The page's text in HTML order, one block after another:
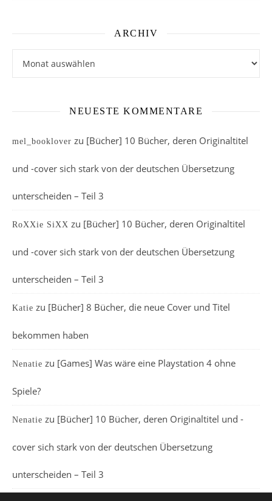
ARCHIV
NEUESTE KOMMENTARE
mel_booklover zu [Bücher] 10 Bücher, deren Originaltitel
und -cover sich stark von der deutschen Übersetzung
unterscheiden – Teil 3
RoXXie SiXX zu [Bücher] 10 Bücher, deren Originaltitel
und -cover sich stark von der deutschen Übersetzung
unterscheiden – Teil 3
Katie zu [Bücher] 8 Bücher, die neue Cover und Titel
bekommen haben
Nenatie zu [Games] Was wäre eine Playstation 4 ohne
Spiele?
Nenatie zu [Bücher] 10 Bücher, deren Originaltitel und -
cover sich stark von der deutschen Übersetzung
unterscheiden – Teil 3